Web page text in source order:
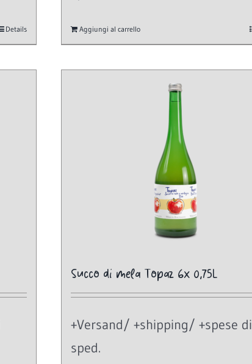
Details Aggiungi al carrello
Succo di mela Topaz 6x 0,75L
+Versand/ +shipping/ +spese di
sped.